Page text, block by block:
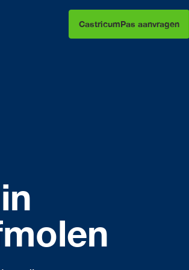
CastricumPas aanvragen